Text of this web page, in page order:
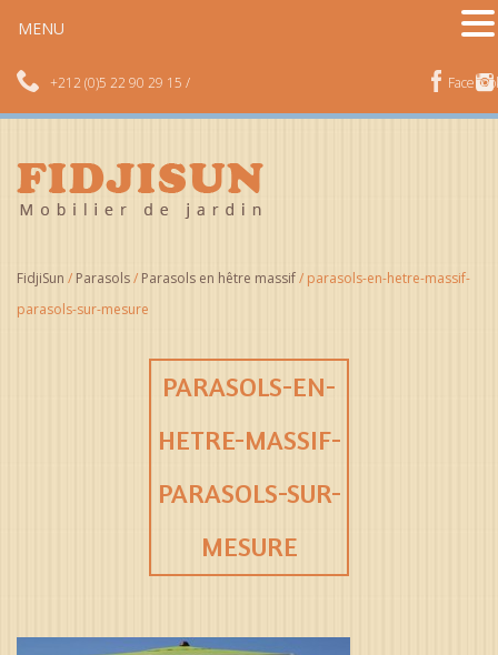
+212 (0)5 22 90 29 15 /
FidjiSun / Parasols/ Parasols en hêtre massif/ parasols-en-hetre-massif-
parasols-sur-mesure
PARASOLS-EN-
HETRE-MASSIF-
PARASOLS-SUR-
MESURE
MENU